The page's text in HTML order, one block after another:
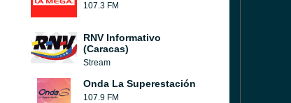
107.3 FM
RNV Informativo
(Caracas)
Stream
Onda La Superestación
107.9 FM